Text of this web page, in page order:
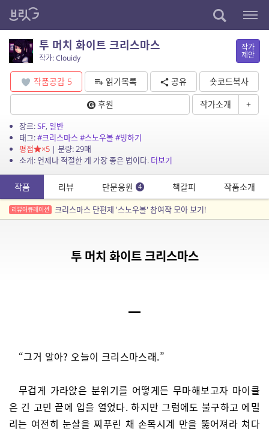
투 머치 화이트 크리스마스
작가: Clouidy
작가
제안
작품공감 5 읽기목록 공유
숏코드복사
후원
작가소개 +
장르:SF, 일반
태그:#크리스마스#스노우볼#빙하기
평점
×5| 분량: 29매
소개: 언제나 적절한 게 가장 좋은 법이다. 더보기
작품 리뷰 단문응원 4 책갈피 작품소개
리뷰어큐레이션 크리스마스 단편제 '스노우볼' 참여작 모아 보기!
투 머치 화이트 크리스마스
“그거 알아? 오늘이 크리스마스래.”
무겁게 가라앉은 분위기를 어떻게든 무마해보고자 마이클
은 긴 고민 끝에 입을 열었다. 하지만 그럼에도 불구하고 에밀
리는 여전히 눈살을 찌푸린 채 손목시계 만을 뚫어져라 쳐다